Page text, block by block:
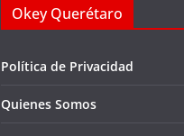
Okey Querétaro
Política de Privacidad
Quienes Somos